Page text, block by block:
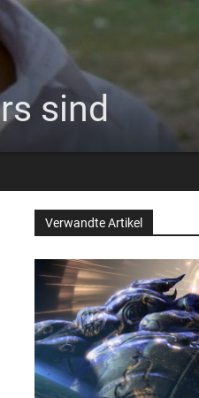
sind
Verwandte Artikel